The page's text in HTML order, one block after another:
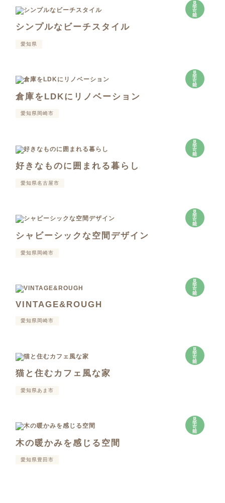
見
学
可
能
シンプルなビーチスタイル
愛知県
見
学
可
能
倉庫をLDKにリノベーション
愛知県岡崎市
見
学
可
能
好きなものに囲まれる暮らし
愛知県名古屋市
見
学
可
能
シャビーシックな空間デザイン
愛知県岡崎市
見
学
可
能
VINTAGE&ROUGH
愛知県岡崎市
見
学
可
能
猫と住むカフェ風な家
愛知県あま市
見
学
可
能
木の暖かみを感じる空間
愛知県豊田市